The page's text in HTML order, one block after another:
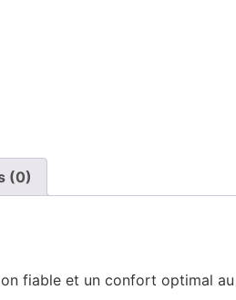
(0)
fiable et un confort optimal